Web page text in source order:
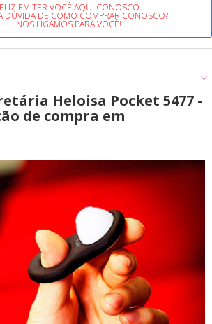
EM TER VOCÊ AQUI CONOSCO.
DÚVIDA DE COMO COMPRAR CONOSCO?
NÓS LIGAMOS PARA VOCÊ!
Heloisa Pocket 5477 -
de compra em